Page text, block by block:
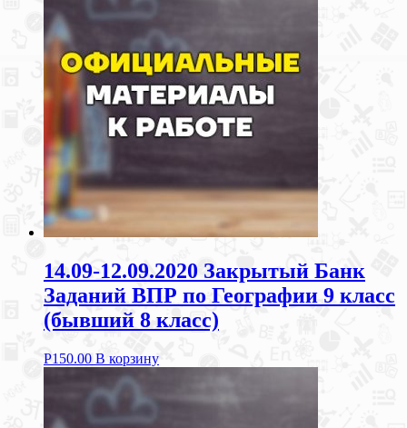
14.09-12.09.2020 Закрытый Банк
Заданий ВПР по Географии 9 класс
(бывший 8 класс)
Р150.00 В корзину